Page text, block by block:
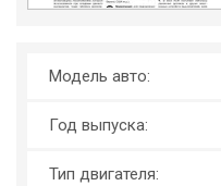
Модель авто:
Год выпуска:
Тип двигателя: